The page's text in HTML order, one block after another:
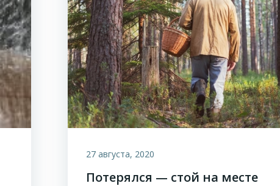
27 августа, 2020
Потерялся — стой на месте